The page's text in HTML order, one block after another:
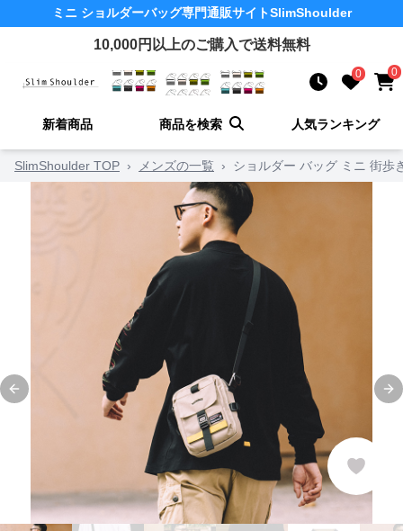
ミニ ショルダーバッグ専門通販サイトSlimShoulder
10,000円以上のご購入で送料無料
0 0
新着商品 商品を検索 人気ランキング
SlimShoulder TOP › メンズの一覧 › ショルダー バッグ ミニ 街歩
Previous slide